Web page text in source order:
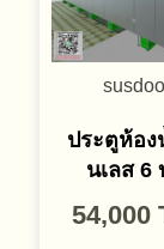
ประตูห้อง
นเลส 6
54,000